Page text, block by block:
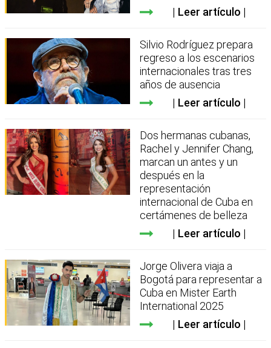
Leer artículo
Silvio Rodríguez prepara
regreso a los escenarios
internacionales tras tres
años de ausencia
Leer artículo
Dos hermanas cubanas,
Rachel y Jennifer Chang,
marcan un antes y un
después en la
representación
internacional de Cuba en
certámenes de belleza
Leer artículo
Jorge Olivera viaja a
Bogotá para representar a
Cuba en Mister Earth
International 2025
Leer artículo